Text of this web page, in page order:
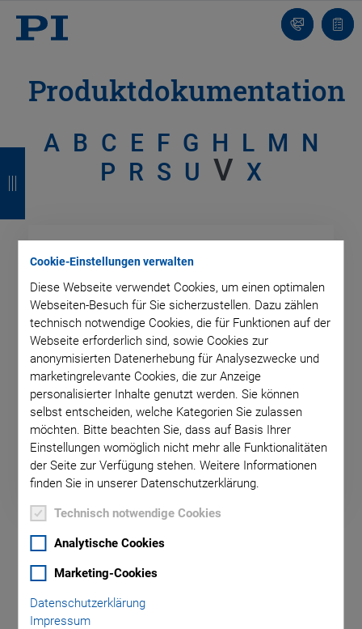
Cookie-Einstellungen verwalten
Diese Webseite verwendet Cookies, um einen optimalen
Webseiten-Besuch für Sie sicherzustellen. Dazu zählen
technisch notwendige Cookies, die für Funktionen auf der
Webseite erforderlich sind, sowie Cookies zur
anonymisierten Datenerhebung für Analysezwecke und
marketingrelevante Cookies, die zur Anzeige
personalisierter Inhalte genutzt werden. Sie können
selbst entscheiden, welche Kategorien Sie zulassen
möchten. Bitte beachten Sie, dass auf Basis Ihrer
Einstellungen womöglich nicht mehr alle Funktionalitäten
der Seite zur Verfügung stehen. Weitere Informationen
finden Sie in unserer Datenschutzerklärung.
Technisch notwendige Cookies
Analytische Cookies
Marketing-Cookies
Datenschutzerklärung
Impressum
Kontakt
Produktdokumentation
A B C E F G H L M N
P R S U V X
PRODUKT
Alle
PRODUKT
DOKUMENTENTYP
Alle
DOKUMENTENTYP
PRODUKTKATEGORIE
Alle
PRODUKTKATEGORIE
V-141
DATENBLATT
Z
ü
c
k
Z
ü
c
k
Z
ü
c
k
Z
ü
c
k